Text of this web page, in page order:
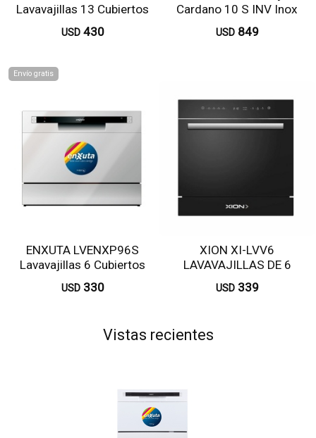
Lavavajillas 13 Cubiertos
Blanco
USD 430
Cardano 10 S INV Inox
WSFO3T223PXCL
USD 849
Envío gratis
ENXUTA LVENXP96S
Lavavajillas 6 Cubiertos
Silver
USD 330
XION XI-LVV6
LAVAVAJILLAS DE 6
SERVICIOS
USD 339
Vistas recientes